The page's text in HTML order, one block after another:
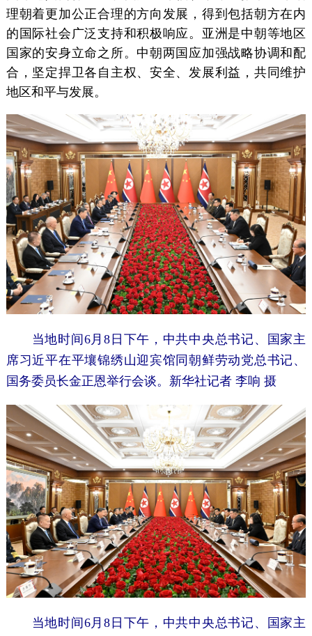
理朝着更加公正合理的方向发展，得到包括朝方在内
的国际社会广泛支持和积极响应。亚洲是中朝等地区
国家的安身立命之所。中朝两国应加强战略协调和配
合，坚定捍卫各自主权、安全、发展利益，共同维护
地区和平与发展。
当地时间6月8日下午，中共中央总书记、国家主
席习近平在平壤锦绣山迎宾馆同朝鲜劳动党总书记、
国务委员长金正恩举行会谈。 新华社记者 李响 摄
当地时间6月8日下午，中共中央总书记、国家主